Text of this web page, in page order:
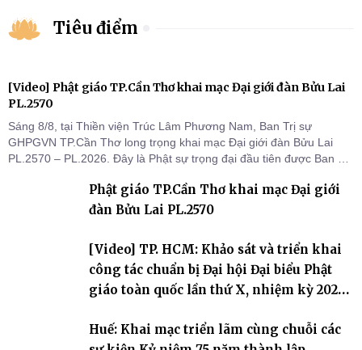
Tiêu điểm
[Video] Phật giáo TP.Cần Thơ khai mạc Đại giới đàn Bửu Lai
PL.2570
Sáng 8/8, tại Thiền viện Trúc Lâm Phương Nam, Ban Trị sự
GHPGVN TP.Cần Thơ long trọng khai mạc Đại giới đàn Bửu Lai
PL.2570 – PL.2026. Đây là Phật sự trọng đại đầu tiên được Ban Trị
thứ I, thể hiện sự quan tâm đối với công tác truyền giới, đào tạo
Tăng tài và tiếp nối mạng mạch Tăng-g
Phật giáo TP.Cần Thơ khai mạc Đại giới
đàn Bửu Lai PL.2570
[Video] TP. HCM: Khảo sát và triển khai
công tác chuẩn bị Đại hội Đại biểu Phật
giáo toàn quốc lần thứ X, nhiệm kỳ 2026-
Huế: Khai mạc triển lãm cùng chuỗi các